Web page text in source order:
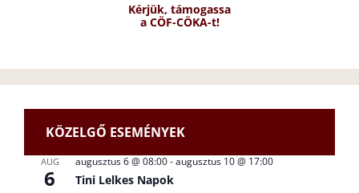
Kérjük, támogassa
a CÖF-CÖKA-t!
KÖZELGŐ ESEMÉNYEK
AUG
6
augusztus 6 @ 08:00-augusztus 10 @ 17:00
Tini Lelkes Napok